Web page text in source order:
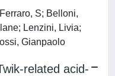
S; Belloni,
Lenzini, Livia;
Gianpaolo
related acid-